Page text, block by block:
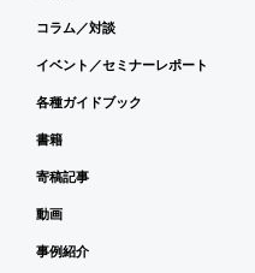
コラム／対談
イベント／セミナーレポート
各種ガイドブック
書籍
寄稿記事
動画
事例紹介